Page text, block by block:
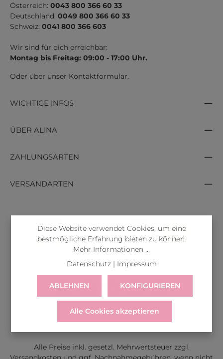
Österreich: 0043 800 366 60 33
Deutschland: 0049 800 366 60 33
Schweiz: 0041 800 366 603
Wir sind für dich erreichbar:
Montag bis Freitag: 09:00 - 17:00 Uhr.
Oder über unser Kontaktformular.
WICHTIGE INFOS
ÜBER ALINA
ZAHLUNGSARTEN
VERSANDARTEN
SERVICE & HILFE
Alle Preise inkl. gesetzl. Mehrwertsteuer zzgl.
Diese Website verwendet Cookies, um eine
bestmögliche Erfahrung bieten zu können.
Mehr Informationen ...
Datenschutz| Impressum
ABLEHNEN KONFIGURIEREN
Alle Cookies akzeptieren